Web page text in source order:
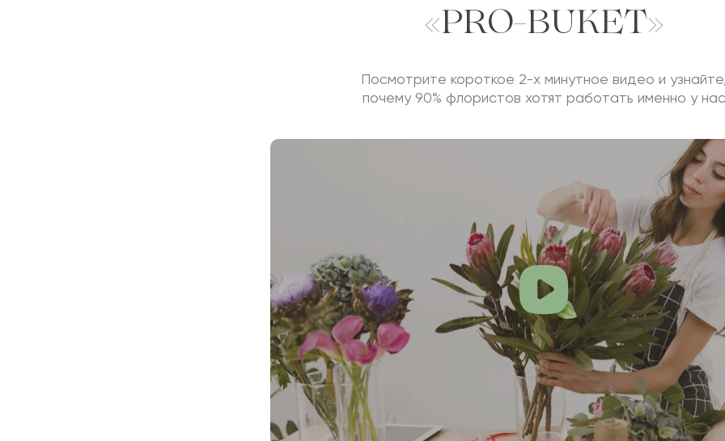
«PRO-BUKET»
Посмотрите короткое 2-х минутное видео и
почему 90% флористов хотят работать именно у нас